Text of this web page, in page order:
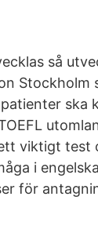
så
Stockholm
ska
viktigt test
i
för